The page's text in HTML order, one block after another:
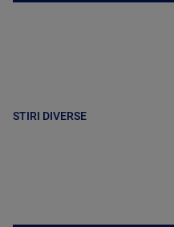
STIRI DIVERSE